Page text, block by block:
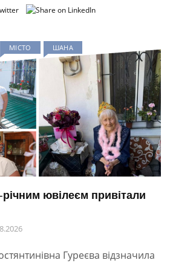
МІСТО ШАНА
річним ювілеєм привітали
Гуреєва відзначила